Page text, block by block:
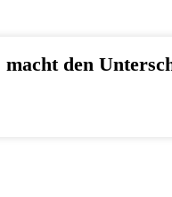
macht den